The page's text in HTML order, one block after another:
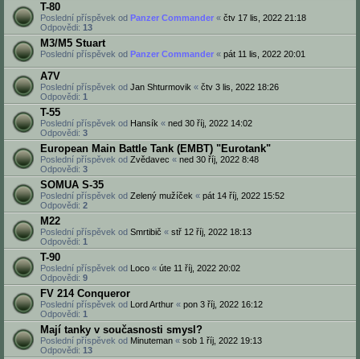
T-80
Poslední příspěvek od Panzer Commander « čtv 17 lis, 2022 21:18
Odpovědi: 13
M3/M5 Stuart
Poslední příspěvek od Panzer Commander « pát 11 lis, 2022 20:01
A7V
Poslední příspěvek od Jan Shturmovik « čtv 3 lis, 2022 18:26
Odpovědi: 1
T-55
Poslední příspěvek od Hansík « ned 30 říj, 2022 14:02
Odpovědi: 3
European Main Battle Tank (EMBT) "Eurotank"
Poslední příspěvek od Zvědavec « ned 30 říj, 2022 8:48
Odpovědi: 3
SOMUA S-35
Poslední příspěvek od Zelený mužíček « pát 14 říj, 2022 15:52
Odpovědi: 2
M22
Poslední příspěvek od Smrtibič « stř 12 říj, 2022 18:13
Odpovědi: 1
T-90
Poslední příspěvek od Loco « úte 11 říj, 2022 20:02
Odpovědi: 9
FV 214 Conqueror
Poslední příspěvek od Lord Arthur « pon 3 říj, 2022 16:12
Odpovědi: 1
Mají tanky v současnosti smysl?
Poslední příspěvek od Minuteman « sob 1 říj, 2022 19:13
Odpovědi: 13